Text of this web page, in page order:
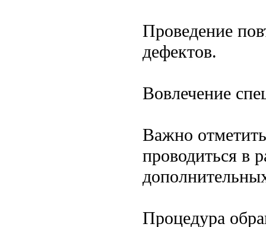
Проведение
дефектов.
Вовлечение
Важно
проводиться в
Процедура